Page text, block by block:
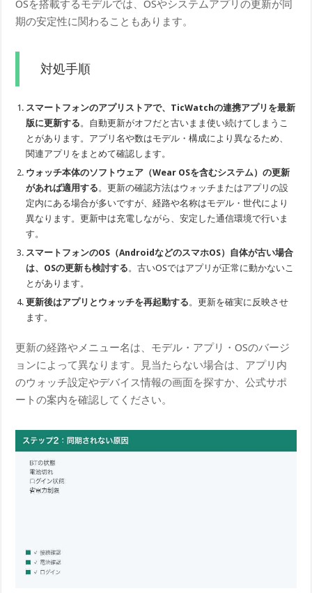
OSを搭載するモデルでは、OSやシステムアプリの更新が同
期の安定性に関わることもあります。
対処手順
スマートフォンのアプリストアで、TicWatchの連携アプリを最新
版に更新する 。自動更新がオフだと古いまま使い続けてしまうこ
とがあります。アプリ名や数はモデル・構成により異なるため、
関連アプリをまとめて確認します。
ウォッチ本体のソフトウェア（Wear OSを含むシステム）の更新
があれば適用する 。更新の確認方法はウォッチまたはアプリの設
定内にある場合が多いですが、経路や名称はモデル・世代により
異なります。更新中は充電しながら、安定した通信環境で行いま
す。
スマートフォンのOS（AndroidなどのスマホOS）自体が古い場合
は、OSの更新も検討する 。古いOSではアプリが正常に動かないこ
とがあります。
更新後はアプリとウォッチを再起動する 。更新を確実に反映させ
ます。
更新の経路やメニュー名は、モデル・アプリ・OSのバージ
ョンによって異なります。見当たらない場合は、アプリ内
のウォッチ設定やデバイス情報の画面を探すか、公式サポ
ートの案内を確認してください。